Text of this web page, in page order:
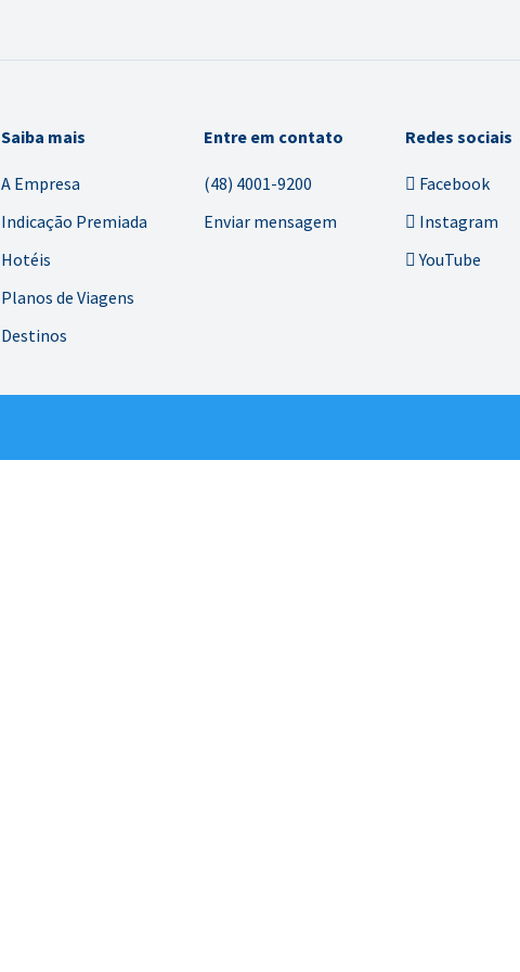
Saiba mais
A Empresa
Indicação Premiada
Hotéis
Planos de Viagens
Destinos
Entre em contato
(48) 4001-9200
Enviar mensagem
Redes sociais
Facebook
Instagram
YouTube